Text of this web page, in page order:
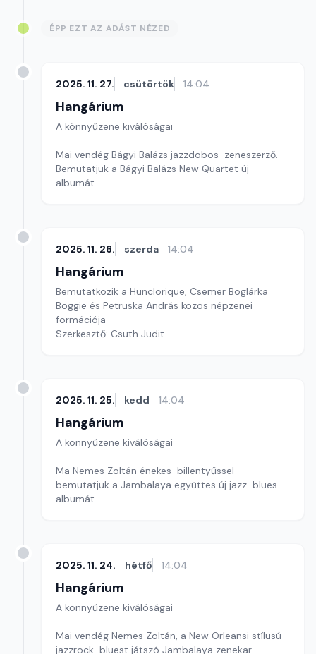
ÉPP EZT AZ ADÁST NÉZED
2025. 11. 27. csütörtök 14:04
Hangárium
A könnyűzene kiválóságai
Mai vendég Bágyi Balázs jazzdobos-zeneszerző.
Bemutatjuk a Bágyi Balázs New Quartet új
albumát.
2025. 11. 26. szerda 14:04
Hangárium
Bemutatkozik a Hunclorique, Csemer Boglárka
Boggie és Petruska András közös népzenei
formációja
Szerkesztő: Csuth Judit
2025. 11. 25. kedd 14:04
Hangárium
A könnyűzene kiválóságai
Ma Nemes Zoltán énekes-billentyűssel
bemutatjuk a Jambalaya együttes új jazz-blues
albumát.
2025. 11. 24. hétfő 14:04
Hangárium
A könnyűzene kiválóságai
Mai vendég Nemes Zoltán, a New Orleansi stílusú
jazzrock-bluest játszó Jambalaya zenekar